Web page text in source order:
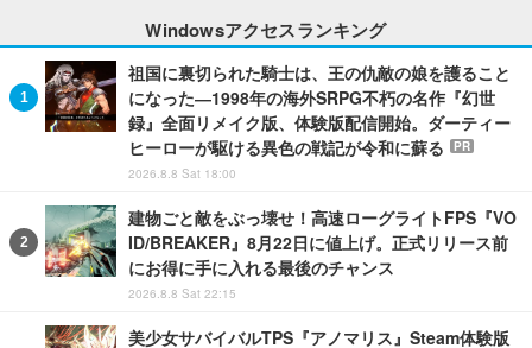
Windowsアクセスランキング
祖国に裏切られた騎士は、王の仇敵の娘を護ること
になった―1998年の海外SRPG不朽の名作『幻世
録』全面リメイク版、体験版配信開始。ダーティー
ヒーローが駆ける異色の戦記が令和に蘇る
PR
2026.8.8 Sat 18:00
建物ごと敵をぶっ壊せ！高速ローグライトFPS『VO
ID/BREAKER』8月22日に値上げ。正式リリース前
にお得に手に入れる最後のチャンス
2026.8.8 Sat 22:15
美少女サバイバルTPS『アノマリス』Steam体験版